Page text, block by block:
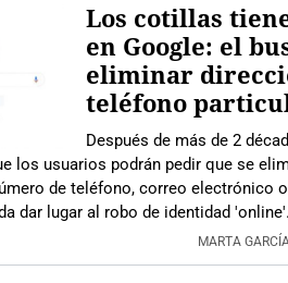
Los cotillas
en Google: el
eliminar
teléfono
Después de más de 2
los usuarios podrán pedir que se
de teléfono, correo electrónico
dar lugar al robo de identidad
MARTA